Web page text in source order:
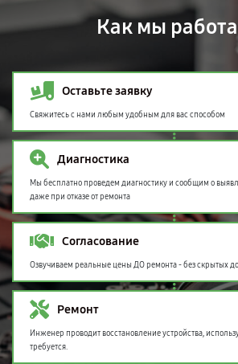
Как мы
Оставьте заявку
Свяжитесь с нами любым удобным для вас способом
Диагностика
Мы бесплатно проведем диагностику и сообщим о
даже при отказе от ремонта
Согласование
Озвучиваем реальные цены ДО ремонта - без скрытых
Ремонт
Инженер проводит восстановление устройства,
требуется.